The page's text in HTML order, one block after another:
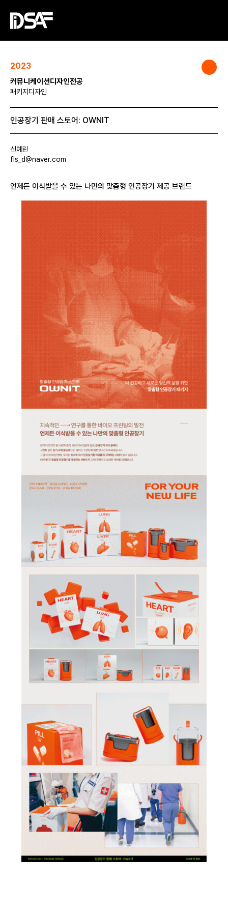
2023
커뮤니케이션디자인전공
패키지디자인
인공장기 판매 스토어: OWNIT
신예린
fls_d@naver.com
언제든 이식받을 수 있는 나만의 맞춤형 인공장기 제공 브랜드